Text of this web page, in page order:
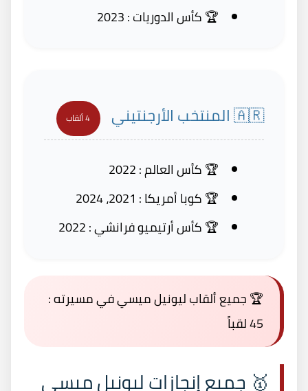
🏆 كأس الدوريات : 2023
🇦🇷 المنتخب الأرجنتيني 4 ألقاب
🏆 كأس العالم : 2022
🏆 كوبا أمريكا : 2021، 2024
🏆 كأس أرتيميو فرانشي : 2022
🏆جميع ألقاب ليونيل ميسي في مسيرته :
45 لقباً
🥇 جميع إنجازات ليونيل ميسي